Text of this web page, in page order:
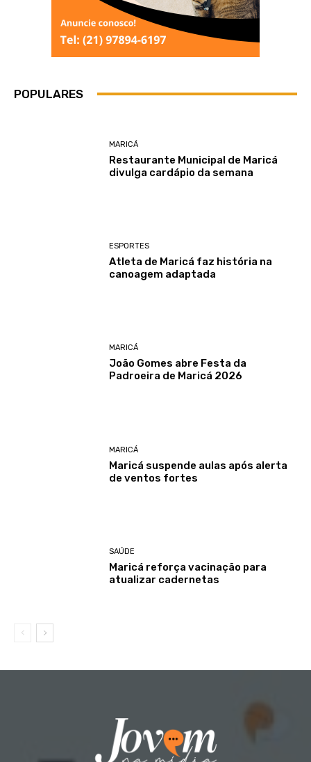
POPULARES
MARICÁ
Restaurante Municipal de Maricá
divulga cardápio da semana
ESPORTES
Atleta de Maricá faz história na
canoagem adaptada
MARICÁ
João Gomes abre Festa da
Padroeira de Maricá 2026
MARICÁ
Maricá suspende aulas após alerta
de ventos fortes
SAÚDE
Maricá reforça vacinação para
atualizar cadernetas